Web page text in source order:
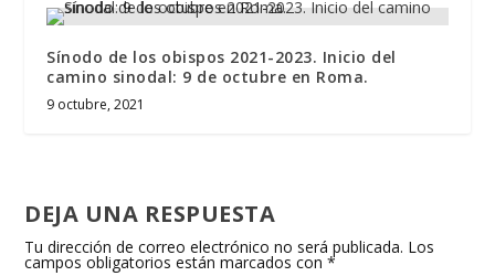
Sínodo de los obispos 2021-2023. Inicio del
camino sinodal: 9 de octubre en Roma.
9 octubre, 2021
DEJA UNA RESPUESTA
Tu dirección de correo electrónico no será publicada. Los
campos obligatorios están marcados con*